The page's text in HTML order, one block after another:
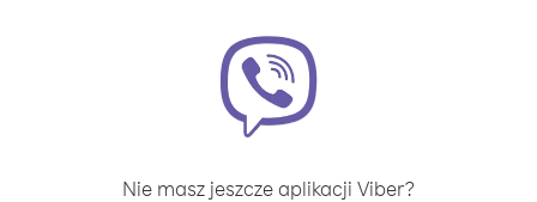
Nie masz jeszcze aplikacji Viber?